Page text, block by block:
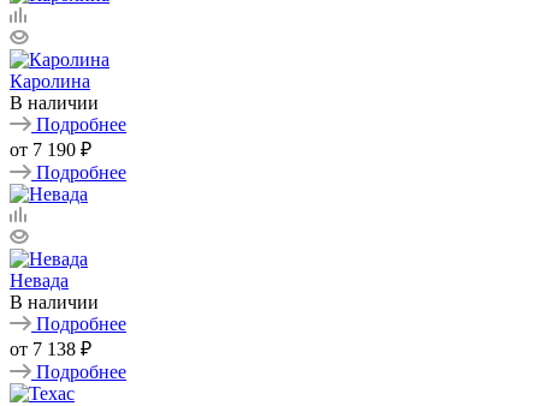
Каролина
В наличии
Подробнее
от 7 190 ₽
Подробнее
Невада
В наличии
Подробнее
от 7 138 ₽
Подробнее